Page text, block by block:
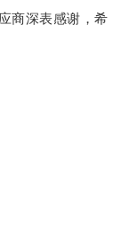
商深表感谢，希